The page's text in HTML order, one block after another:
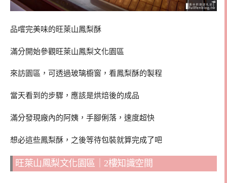
品嚐完美味的旺萊山鳳梨酥
滿分開始參觀旺萊山鳳梨文化園區
來訪園區，可透過玻璃櫥窗，看鳳梨酥的製程
當天看到的步驟，應該是烘焙後的成品
滿分發現廠內的阿姨，手腳俐落，速度超快
想必這些鳳梨酥，之後等待包裝就算完成了吧
旺萊山鳳梨文化園區｜2樓知識空間